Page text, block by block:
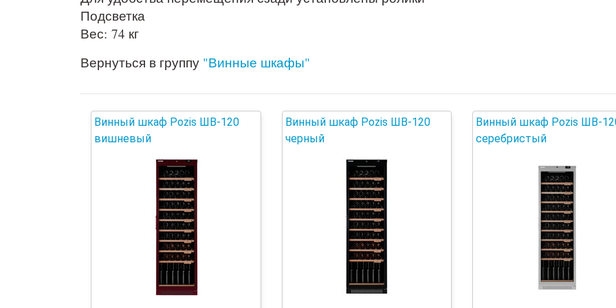
Подсветка
Вес: 74 кг
Вернуться в группу "Винные шкафы"
Винный шкаф Pozis ШВ-120
вишневый
Винный шкаф Pozis ШВ-120
черный
Винный шкаф Pozis ШВ-
серебристый